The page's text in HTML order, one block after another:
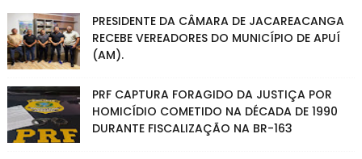
PRESIDENTE DA CÂMARA DE JACAREACANGA
RECEBE VEREADORES DO MUNICÍPIO DE APUÍ
(AM).
PRF CAPTURA FORAGIDO DA JUSTIÇA POR
HOMICÍDIO COMETIDO NA DÉCADA DE 1990
DURANTE FISCALIZAÇÃO NA BR-163